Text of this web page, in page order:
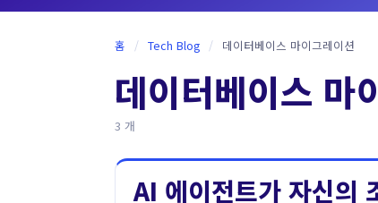
홈 / Tech Blog / 데이터베이스 마이그레이션
데이터베이스 마
3 개
AI 에이전트가 자신의